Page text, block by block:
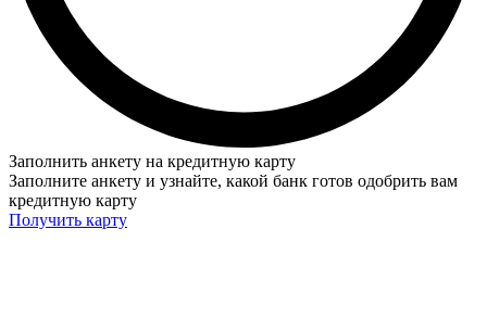
Заполнить анкету на кредитную карту
Заполните анкету и узнайте, какой банк готов одобрить вам
кредитную карту
Получить карту